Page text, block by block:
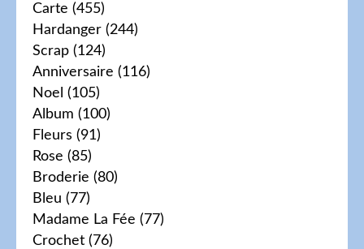
Carte (455)
Hardanger (244)
Scrap (124)
Anniversaire (116)
Noel (105)
Album (100)
Fleurs (91)
Rose (85)
Broderie (80)
Bleu (77)
Madame La Fée (77)
Crochet (76)